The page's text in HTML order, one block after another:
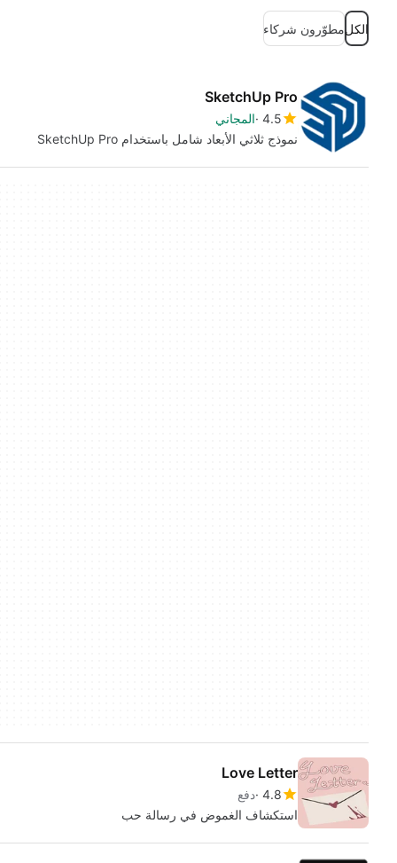
الكلمطوّرون شركاء
SketchUp Pro
4.5 المجاني
نموذج ثلاثي الأبعاد شامل باستخدام SketchUp Pro
Love Letter
4.8 دفع
استكشاف الغموض في رسالة حب